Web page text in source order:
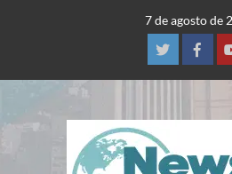
7 de agosto de
Twitter